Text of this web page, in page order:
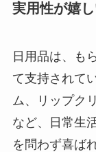
実用性が嬉
日用品は、も
て支持されて
ム、リップク
など、日常生
を問わず喜ば